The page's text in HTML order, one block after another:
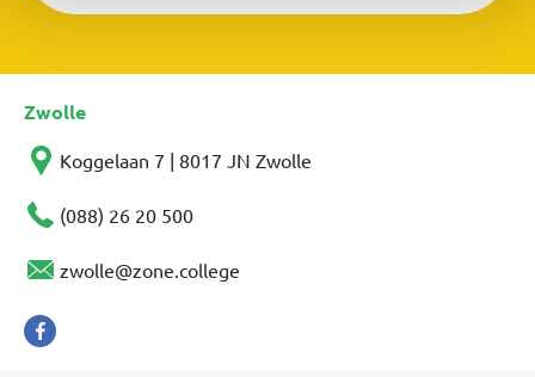
Zwolle
Koggelaan 7 | 8017 JN Zwolle
(088) 26 20 500
zwolle@zone.college